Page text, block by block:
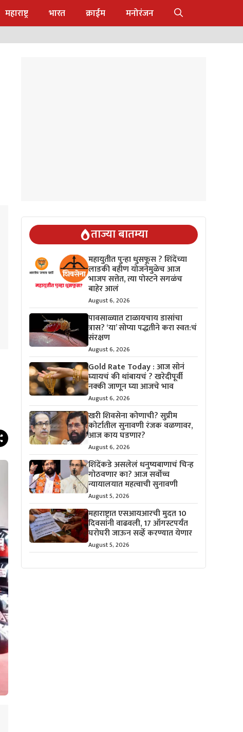
महाराष्ट्र भारत क्राईम मनोरंजन
ताज्या बातम्या
महायुतीत पुन्हा धुसफूस ? शिंदेंच्या
लाडकी बहीण योजनेमुळेच आज
भाजप सत्तेत, त्या पोस्टने सगळंच
बाहेर आलं
August 6, 2026
पावसाळ्यात टाळायचाय डासांचा
त्रास? ‘या’ सोप्या पद्धतीने करा स्वत:चं
संरक्षण
August 6, 2026
Gold Rate Today : आज सोनं
घ्यायचं की थांबायचं ? खरेदीपूर्वी
नक्की जाणून घ्या आजचे भाव
August 6, 2026
खरी शिवसेना कोणाची? सुप्रीम
कोर्टातील सुनावणी रंजक वळणावर,
आज काय घडणार?
August 6, 2026
शिंदेंकडे असलेलं धनुष्यबाणाचं चिन्ह
गोठवणार का? आज सर्वोच्च
न्यायालयात महत्वाची सुनावणी
August 5, 2026
महाराष्ट्रात एसआयआरची मुदत 10
दिवसांनी वाढवली, 17 ऑगस्टपर्यंत
घरोघरी जाऊन सर्व्हे करण्यात येणार
August 5, 2026